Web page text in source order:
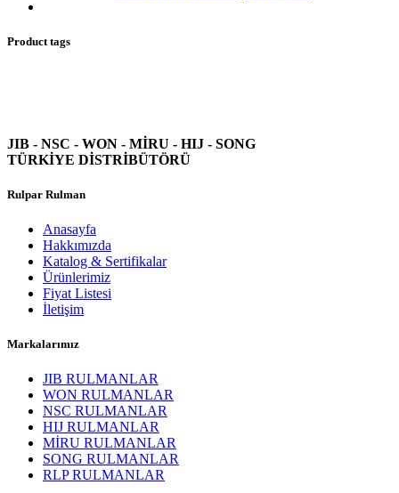
Product tags
JIB - NSC - WON - MİRU - HIJ - SONG
TÜRKİYE DİSTRİBÜTÖRÜ
Rulpar Rulman
Anasayfa
Hakkımızda
Katalog & Sertifikalar
Ürünlerimiz
Fiyat Listesi
İletişim
Markalarımız
JIB RULMANLAR
WON RULMANLAR
NSC RULMANLAR
HIJ RULMANLAR
MİRU RULMANLAR
SONG RULMANLAR
RLP RULMANLAR